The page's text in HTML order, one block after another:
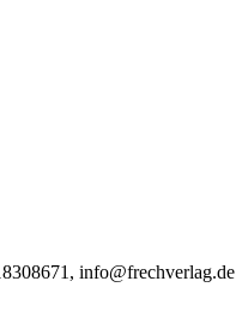
info@frechverlag.de